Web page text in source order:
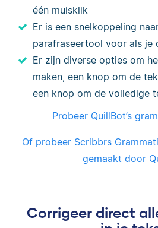
één muisklik
Er is een snelkoppeling
parafraseertool voor als je
Er zijn diverse opties om
maken, een knop om de
een knop om de volledige
Probeer QuillBot’s
Of probeer Scribbrs
gemaakt door
Corrigeer direct